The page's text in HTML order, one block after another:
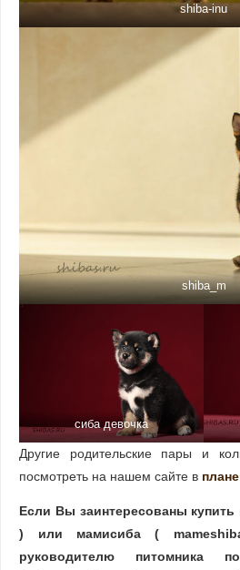
shiba-inu
shiba_m
сиба девочка
Другие родительские пары и
посмотреть на нашем сайте в
Если Вы заинтересованы
) или мамисиба (
руководителю питомника